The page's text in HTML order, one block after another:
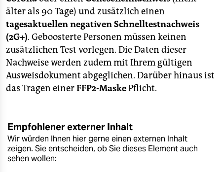
älter als 90 Tage) und zusätzlich einen
tagesaktuellen negativen Schnelltestnachweis
(2G+). Geboosterte Personen müssen keinen
zusätzlichen Test vorlegen. Die Daten dieser
Nachweise werden zudem mit Ihrem gültigen
Ausweisdokument abgeglichen. Darüber hinaus ist
das Tragen einerFFP2-MaskePflicht.
Empfohlener externer Inhalt
Wir würden Ihnen hier gerne einen externen Inhalt
zeigen. Sie entscheiden, ob Sie dieses Element auch
sehen wollen: